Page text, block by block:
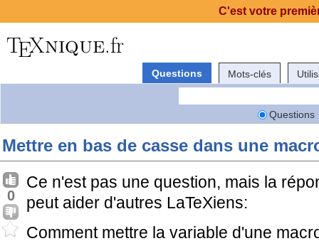
Questions Mots-clés
Questions
Mettre en bas de casse dans une
0
Ce n'est pas une question, mais la
peut aider d'autres LaTeXiens:
Comment mettre la variable d'une
C'est votre